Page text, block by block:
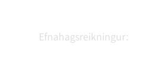
Efnahagsreikningur: